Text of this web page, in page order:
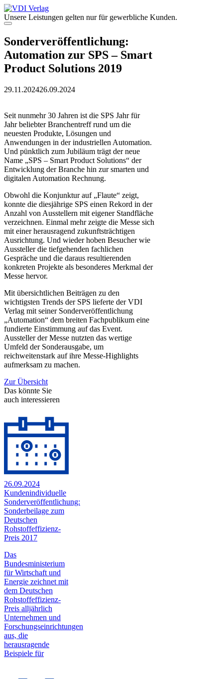
Zum
Inhalt
springen
Unsere Leistungen gelten nur für gewerbliche Kunden.
Menü
Sonderveröffentlichung:
Automation zur SPS – Smart
Product Solutions 2019
29.11.202426.09.2024
Seit nunmehr 30 Jahren ist die SPS Jahr für
Jahr beliebter Branchentreff rund um die
neuesten Produkte, Lösungen und
Anwendungen in der industriellen Automation.
Und pünktlich zum Jubiläum trägt der neue
Name „SPS – Smart Product Solutions“ der
Entwicklung der Branche hin zur smarten und
digitalen Automation Rechnung.
Obwohl die Konjunktur auf „Flaute“ zeigt,
konnte die diesjährige SPS einen Rekord in der
Anzahl von Ausstellern mit eigener Standfläche
verzeichnen. Einmal mehr zeigte die Messe sich
mit einer herausragend zukunftsträchtigen
Ausrichtung. Und wieder hoben Besucher wie
Aussteller die tiefgehenden fachlichen
Gespräche und die daraus resultierenden
konkreten Projekte als besonderes Merkmal der
Messe hervor.
Mit übersichtlichen Beiträgen zu den
wichtigsten Trends der SPS lieferte der VDI
Verlag mit seiner Sonderveröffentlichung
„Automation“ dem breiten Fachpublikum eine
fundierte Einstimmung auf das Event.
Aussteller der Messe nutzten das wertige
Umfeld der Sonderausgabe, um
reichweitenstark auf ihre Messe-Highlights
aufmerksam zu machen.
Zur Übersicht
Das könnte Sie
auch interessieren
26.09.2024
Kundenindividuelle
Sonderveröffentlichung:
Sonderbeilage zum
Deutschen
Rohstoffeffizienz-
Preis 2017
Das
Bundesministerium
für Wirtschaft und
Energie zeichnet mit
dem Deutschen
Rohstoffeffizienz-
Preis alljährlich
Unternehmen und
Forschungseinrichtungen
aus, die
herausragende
Beispiele für